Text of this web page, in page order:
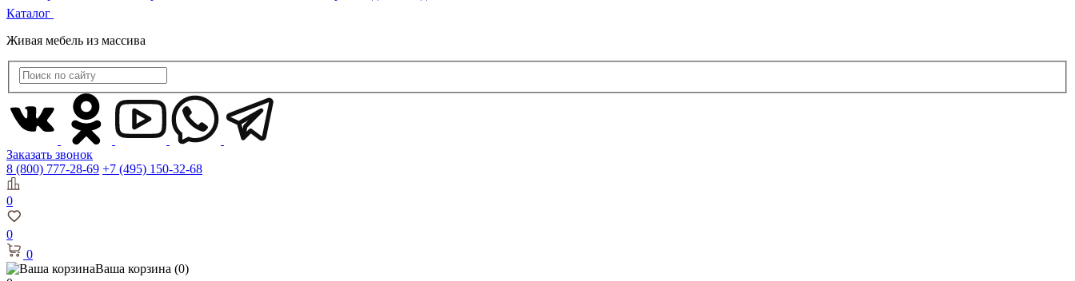
Каталог
Живая мебель из массива
Заказать звонок
8 (800) 777-28-69 +7 (495) 150-32-68
0
0
0
Ваша корзина (0)